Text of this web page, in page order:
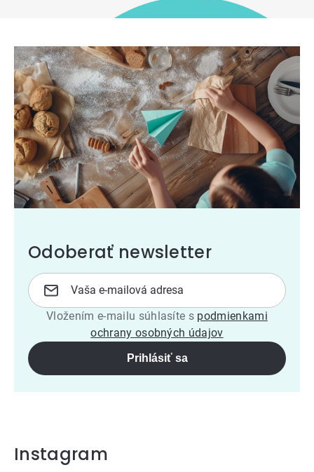
Odoberať newsletter
Vložením e-mailu súhlasíte s podmienkami
ochrany osobných údajov
Prihlásiť sa
Instagram